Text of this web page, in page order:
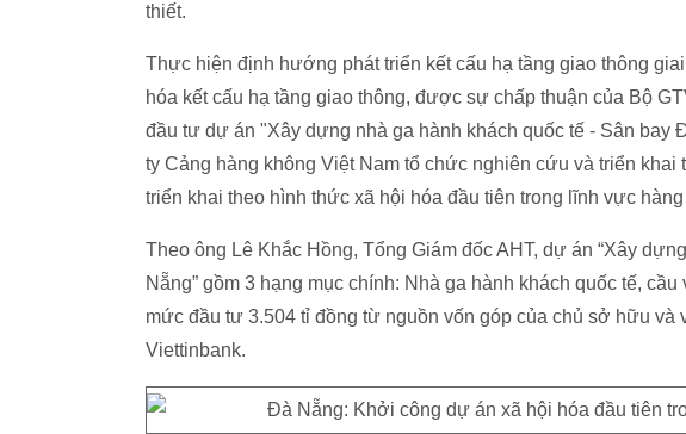
thiết.
Thực hiện định hướng phát triển kết cấu hạ tầng giao thông
hóa kết cấu hạ tầng giao thông, được sự chấp thuận của Bộ
đầu tư dự án "Xây dựng nhà ga hành khách quốc tế - Sân bay
ty Cảng hàng không Việt Nam tổ chức nghiên cứu và triển
triển khai theo hình thức xã hội hóa đầu tiên trong lĩnh vực
Theo ông Lê Khắc Hồng, Tổng Giám đốc AHT, dự án “Xây
Nẵng” gồm 3 hạng mục chính: Nhà ga hành khách quốc tế,
mức đầu tư 3.504 tỉ đồng từ nguồn vốn góp của chủ sở hữu
Viettinbank.